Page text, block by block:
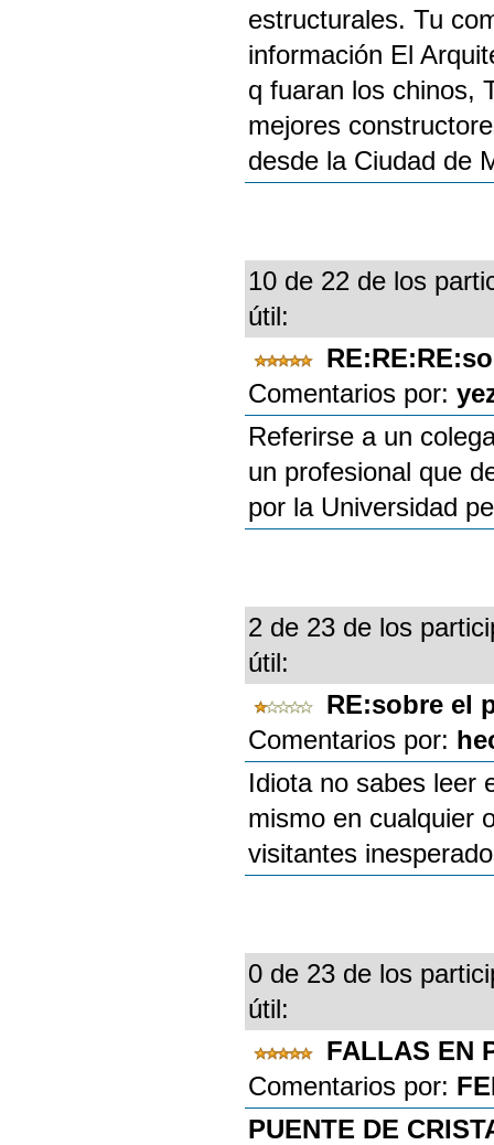
estructurales. Tu
información El
q fuaran los chinos,
mejores
desde la Ciudad de
10 de 22 de los
útil:
Comentarios por:
Referirse a un
un profesional que
por la Universidad
2 de 23 de los
útil:
RE:sobre el
Comentarios por:
Idiota no sabes leer
mismo en cualquier
visitantes
0 de 23 de los
útil:
FALLAS EN
Comentarios por:
PUENTE DE